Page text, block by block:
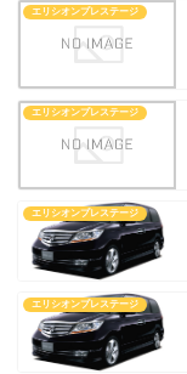
エリシオンプレステージ
エリシオンプレステージ
エリシオンプレステージ
エリシオンプレステージ